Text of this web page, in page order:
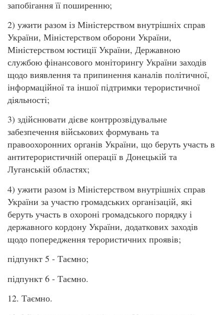
запобігання її поширенню;
2) ужити разом із Міністерством внутрішніх справ
України, Міністерством оборони України,
Міністерством юстиції України, Державною
службою фінансового моніторингу України заходів
щодо виявлення та припинення каналів політичної,
інформаційної та іншої підтримки терористичної
діяльності;
3) здійснювати дієве контррозвідувальне
забезпечення військових формувань та
правоохоронних органів України, що беруть участь в
антитерористичній операції в Донецькій та
Луганській областях;
4) ужити разом із Міністерством внутрішніх справ
України за участю громадських організацій, які
беруть участь в охороні громадського порядку і
державного кордону України, додаткових заходів
щодо попередження терористичних проявів;
підпункт 5 - Таємно;
підпункт 6 - Таємно.
12. Таємно.